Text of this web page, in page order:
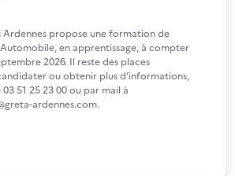
Ardennes propose une formation de
en apprentissage, à compter
2026. Il reste des places
ou obtenir plus d’informations,
51 25 23 00 ou par mail à
ardennes.com.